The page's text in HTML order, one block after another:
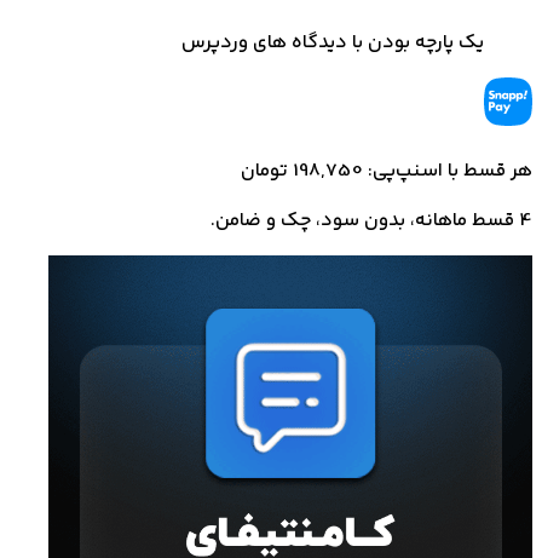
یک پارچه بودن با دیدگاه های وردپرس
هر قسط با اسنپ‌پی: 198,750 تومان
4 قسط ماهانه، بدون سود، چک و ضامن.